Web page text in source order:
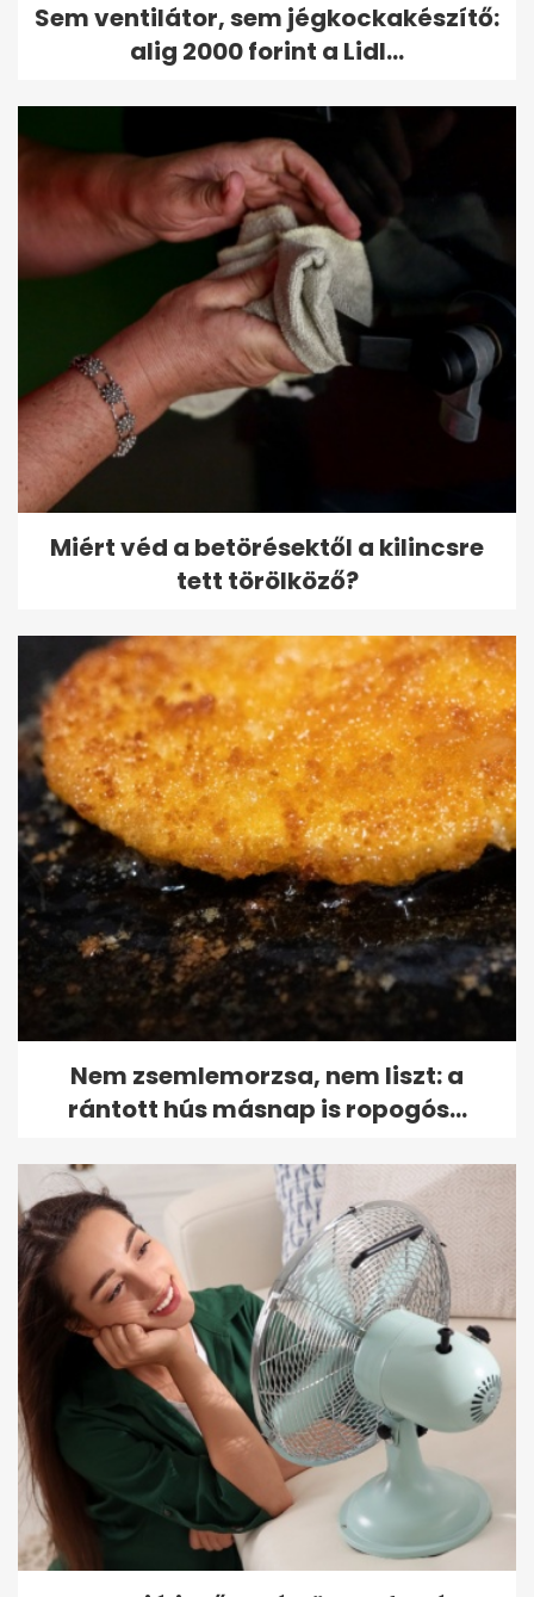
Sem ventilátor, sem jégkockakészítő:
alig 2000 forint a Lidl...
Miért véd a betörésektől a kilincsre
tett törölköző?
Nem zsemlemorzsa, nem liszt: a
rántott hús másnap is ropogós...